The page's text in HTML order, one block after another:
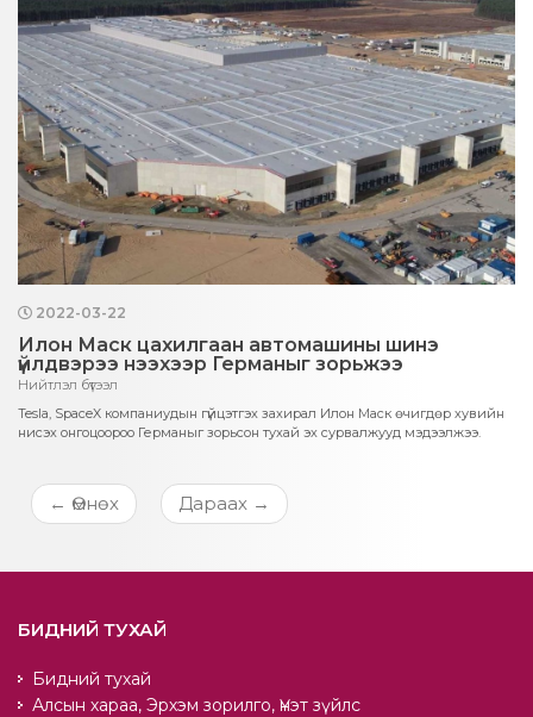
Нийтлэл бүтээл
Илон Маск цахилгаан автомашины шинэ
үйлдвэрээ нээхээр Германыг зорьжээ
2022-03-22
Tesla, SpaceX компаниудын гүйцэтгэх захирал Илон Маск өчигдөр хувийн
нисэх онгоцоороо Германыг зорьсон тухай эх сурвалжууд мэдээлжээ.
← Өмнөх Дараах →
БИДНИЙ ТУХАЙ
Бидний тухай
Алсын хараа, Эрхэм зорилго, Үнэт зүйлс